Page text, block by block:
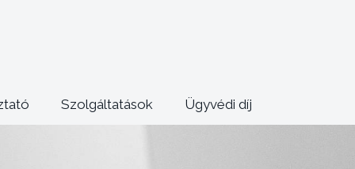
Szolgáltatások Ügyvédi díj